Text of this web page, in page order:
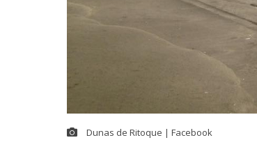
Dunas de Ritoque | Facebook